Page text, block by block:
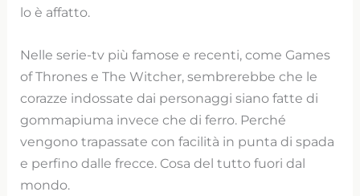
lo è affatto.
Nelle serie-tv più famose e recenti, come Games
of Thrones e The Witcher, sembrerebbe che le
corazze indossate dai personaggi siano fatte di
gommapiuma invece che di ferro. Perché
vengono trapassate con facilità in punta di spada
e perfino dalle frecce. Cosa del tutto fuori dal
mondo.